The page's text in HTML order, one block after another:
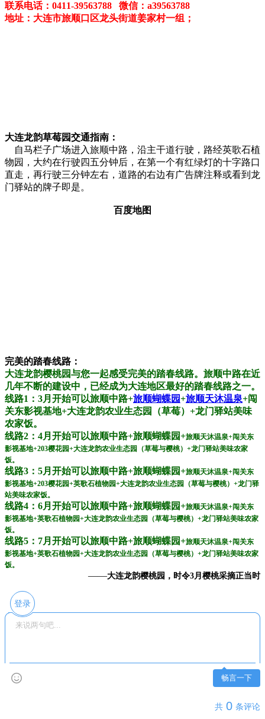
联系电话：0411-39563788 微信：a39563788
地址：大连市旅顺口区龙头街道姜家村一组；
大连龙韵草莓园交通指南：
自马栏子广场进入旅顺中路，沿主干道行驶，路经英歌石植
物园，大约在行驶四五分钟后，在第一个有红绿灯的十字路口
直走，再行驶三分钟左右，道路的右边有广告牌注释或看到龙
门驿站的牌子即是。
百度地图
完美的踏春线路：
大连龙韵樱桃园与您一起感受完美的踏春线路。旅顺中路在近
几年不断的建设中，已经成为大连地区最好的踏春线路之一。
线路1：3月开始可以旅顺中路+旅顺蝴蝶园+旅顺天沐温泉+闯
关东影视基地+大连龙韵农业生态园（草莓）+龙门驿站美味
农家饭。
线路2：4月开始可以旅顺中路+旅顺蝴蝶园+旅顺天沐温泉+闯关东
影视基地+203樱花园+大连龙韵农业生态园（草莓与樱桃）+龙门驿站美味农家
饭。
线路3：5月开始可以旅顺中路+旅顺蝴蝶园+旅顺天沐温泉+闯关东
影视基地+203樱花园+英歌石植物园+大连龙韵农业生态园（草莓与樱桃）+龙门驿
站美味农家饭。
线路4：6月开始可以旅顺中路+旅顺蝴蝶园+旅顺天沐温泉+闯关东
影视基地+英歌石植物园+大连龙韵农业生态园（草莓与樱桃）+龙门驿站美味农家
饭。
线路5：7月开始可以旅顺中路+旅顺蝴蝶园+旅顺天沐温泉+闯关东
影视基地+英歌石植物园+大连龙韵农业生态园（草莓与樱桃）+龙门驿站美味农家
饭。
——大连龙韵樱桃园，时令3月樱桃采摘正当时
登录
畅言一下
共 0 条评论